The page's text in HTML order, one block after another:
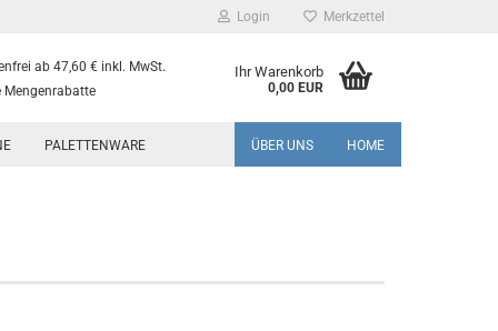
Login Merkzettel
ab 47,60 € inkl. MwSt.
Mengenrabatte
Ihr Warenkorb
0,00 EUR
PALETTENWARE ÜBER UNS HOME